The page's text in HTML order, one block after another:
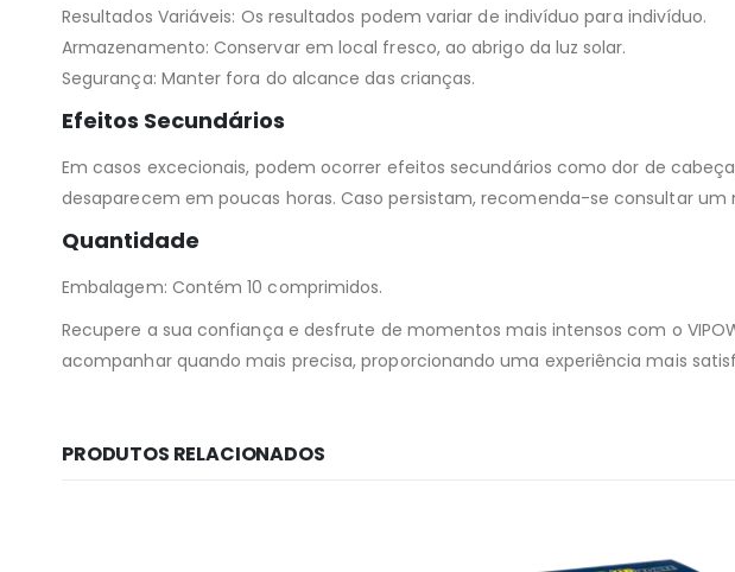
Resultados Variáveis: Os resultados podem variar de indivíduo para indivíduo.
Armazenamento: Conservar em local fresco, ao abrigo da luz solar.
Segurança: Manter fora do alcance das crianças.
Efeitos Secundários
Em casos excecionais, podem ocorrer efeitos secundários como dor de
desaparecem em poucas horas. Caso persistam, recomenda-se consultar um
Quantidade
Embalagem: Contém 10 comprimidos.
Recupere a sua confiança e desfrute de momentos mais intensos com o
acompanhar quando mais precisa, proporcionando uma experiência mais
PRODUTOS RELACIONADOS